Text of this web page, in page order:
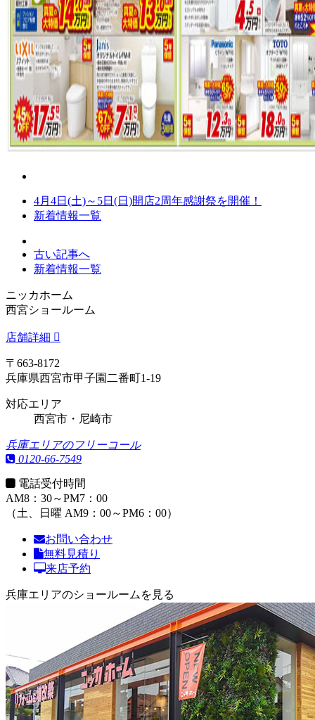
4月4日(土)～5日(日)開店2周年感謝祭を開催！
新着情報一覧
古い記事へ
新着情報一覧
ニッカホーム
西宮ショールーム
店舗詳細
〒663-8172
兵庫県西宮市甲子園二番町1-19
対応エリア
西宮市・尼崎市
兵庫エリアのフリーコール
0120-66-7549
電話受付時間
AM8：30～PM7：00
（土、日曜 AM9：00～PM6：00）
お問い合わせ
無料見積り
来店予約
兵庫エリアのショールームを見る